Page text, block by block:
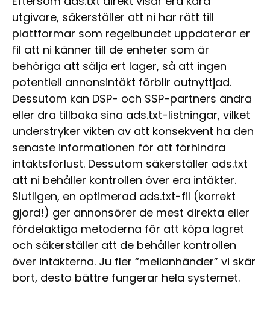
utgivare, säkerställer att ni har rätt till
plattformar som regelbundet uppdaterar er
fil att ni känner till de enheter som är
behöriga att sälja ert lager, så att ingen
potentiell annonsintäkt förblir outnyttjad.
Dessutom kan DSP- och SSP-partners ändra
eller dra tillbaka sina ads.txt-listningar, vilket
understryker vikten av att konsekvent ha den
senaste informationen för att förhindra
intäktsförlust. Dessutom säkerställer ads.txt
att ni behåller kontrollen över era intäkter.
Slutligen, en optimerad ads.txt-fil (korrekt
gjord!) ger annonsörer de mest direkta eller
fördelaktiga metoderna för att köpa lagret
och säkerställer att de behåller kontrollen
över intäkterna. Ju fler “mellanhänder” vi skär
bort, desto bättre fungerar hela systemet.